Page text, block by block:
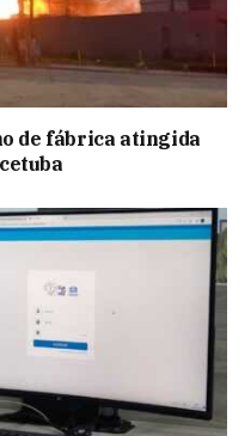
de fábrica atingida